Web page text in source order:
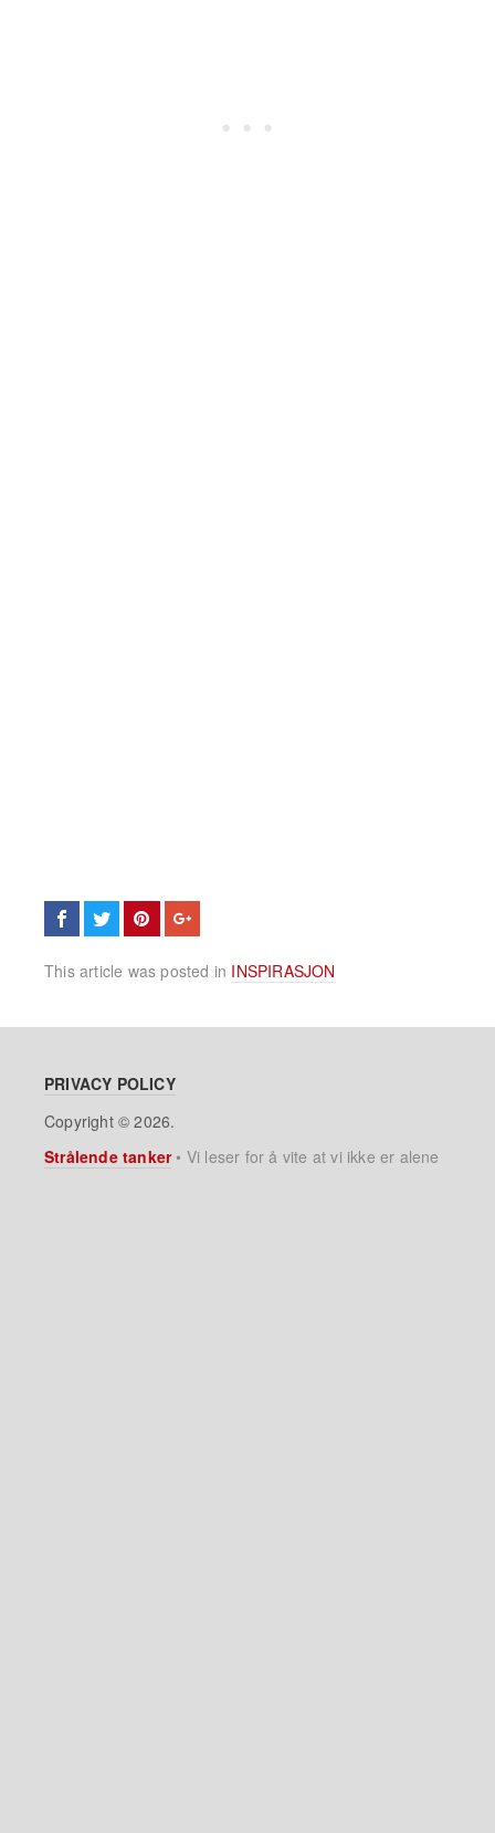
This article was posted in INSPIRASJON
PRIVACY POLICY
Copyright © 2026.
Strålende tanker• Vi leser for å vite at vi ikke er alene